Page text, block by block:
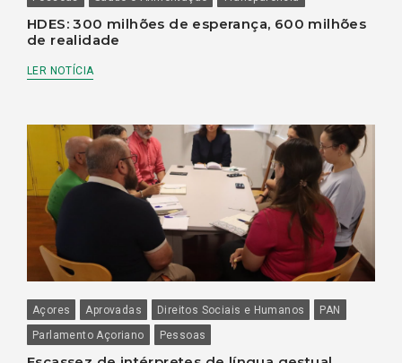
HDES: 300 milhões de esperança, 600 milhões
de realidade
LER NOTÍCIA
Açores Aprovadas Direitos Sociais e Humanos
PAN
Parlamento Açoriano
Pessoas